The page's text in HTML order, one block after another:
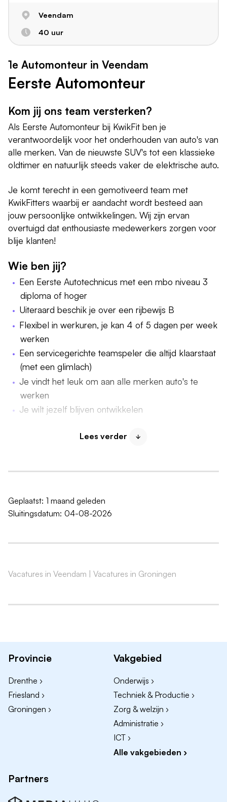
Veendam
40 uur
1e Automonteur in Veendam
Eerste Automonteur
Kom jij ons team versterken?
Als Eerste Automonteur bij KwikFit ben je
verantwoordelijk voor het onderhouden van auto's van
alle merken. Van de nieuwste SUV's tot een klassieke
oldtimer en natuurlijk steeds vaker de elektrische auto.
Je komt terecht in een gemotiveerd team met
KwikFitters waarbij er aandacht wordt besteed aan
jouw persoonlijke ontwikkelingen. Wij zijn ervan
overtuigd dat enthousiaste medewerkers zorgen voor
blije klanten!
Wie ben jij?
Een Eerste Autotechnicus met een mbo niveau 3
diploma of hoger
Uiteraard beschik je over een rijbewijs B
Flexibel in werkuren, je kan 4 of 5 dagen per week
werken
Een servicegerichte teamspeler die altijd klaarstaat
(met een glimlach)
Je vindt het leuk om aan alle merken auto's te
werken
Je wilt jezelf blijven ontwikkelen
Wat ga je doen?
uitvoeren
systemen uit
Sta je klanten soms te woord
uur te werken
van je collega's
Lees verder
Geplaatst: 1 maand geleden
Sluitingsdatum: 04-08-2026
Vacatures in Veendam | Vacatures in Groningen
Provincie
Drenthe ›
Friesland ›
Groningen ›
Vakgebied
Onderwijs ›
Techniek & Productie ›
Zorg & welzijn ›
Administratie ›
ICT ›
Alle vakgebieden ›
Partners